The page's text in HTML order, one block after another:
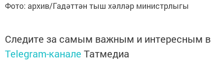
Фото: архив/Гадәттән тыш хәлләр министрлыгы
Следите за самым важным и интересным в
Telegram-канале Татмедиа